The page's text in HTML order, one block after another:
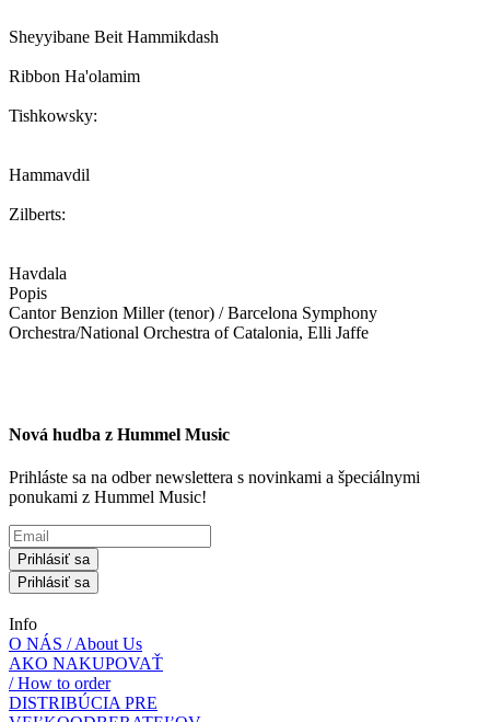
Sheyyibane Beit Hammikdash
Ribbon Ha'olamim
Tishkowsky:
Hammavdil
Zilberts:
Havdala
Popis
Cantor Benzion Miller (tenor) / Barcelona Symphony
Orchestra/National Orchestra of Catalonia, Elli Jaffe
Nová hudba z Hummel Music
Prihláste sa na odber newslettera s novinkami a špeciálnymi
ponukami z Hummel Music!
Prihlásiť sa
Prihlásiť sa
Info
O NÁS / About Us
AKO NAKUPOVAŤ
/ How to order
DISTRIBÚCIA PRE